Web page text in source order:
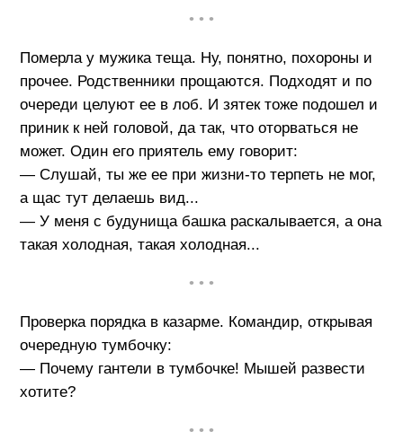
• • •
Померла у мужика теща. Ну, понятно, похороны и
прочее. Родственники прощаются. Подходят и по
очереди целуют ее в лоб. И зятек тоже подошел и
приник к ней головой, да так, что оторваться не
может. Один его приятель ему говорит:
— Слушай, ты же ее при жизни-то терпеть не мог,
а щас тут делаешь вид...
— У меня с будунища башка раскалывается, а она
такая холодная, такая холодная...
• • •
Проверка порядка в казарме. Командир, открывая
очередную тумбочку:
— Почему гантели в тумбочке! Мышей развести
хотите?
• • •